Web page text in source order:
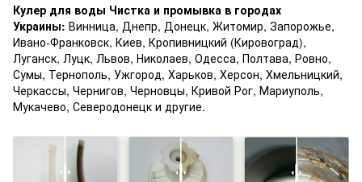
Кулер для воды Чистка и промывка в городах
Украины: Винница, Днепр, Донецк, Житомир, Запорожье,
Ивано-Франковск, Киев, Кропивницкий (Кировоград),
Луганск, Луцк, Львов, Николаев, Одесса, Полтава, Ровно,
Сумы, Тернополь, Ужгород, Харьков, Херсон, Хмельницкий,
Черкассы, Чернигов, Черновцы, Кривой Рог, Мариуполь,
Мукачево, Северодонецк и другие.